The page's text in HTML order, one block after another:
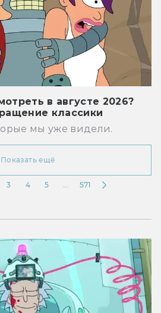
в августе 2026?
классики
мы уже видели.
Показать ещё
3 4 5 571
...